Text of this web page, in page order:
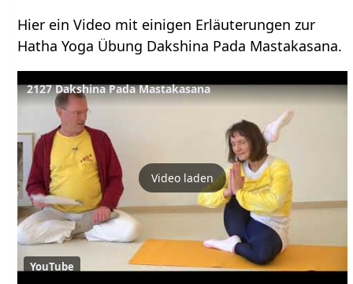
Hier ein Video mit einigen Erläuterungen zur
Hatha Yoga Übung Dakshina Pada Mastakasana.
2127 Dakshina Pada Mastakasana
Video laden
YouTube